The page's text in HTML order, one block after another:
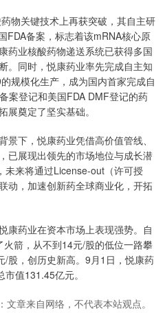
物关键技术上再获突破，其自主研
FDA备案，标志着该mRNA核心原
药业核酸药物递送系统已获得多国
。同时，悦康药业率先完成自主知
规模化生产，成为国内首家完成自
案登记和美国FDA DMF登记的药
展奠定了坚实基础。
下，悦康药业凭借高价值管线、
已展现出领先的市场地位与成长潜
未来将通过License-out（许可授
动，加速创新药全球商业化，开拓
康药业在资本市场上表现强势。自
箭，从不到14元/股的低位一路攀
股，创历史新高。9月1日，悦康药
值131.45亿元。
文章来自网络，不代表本站观点。